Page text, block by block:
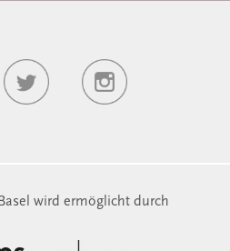
wird ermöglicht durch